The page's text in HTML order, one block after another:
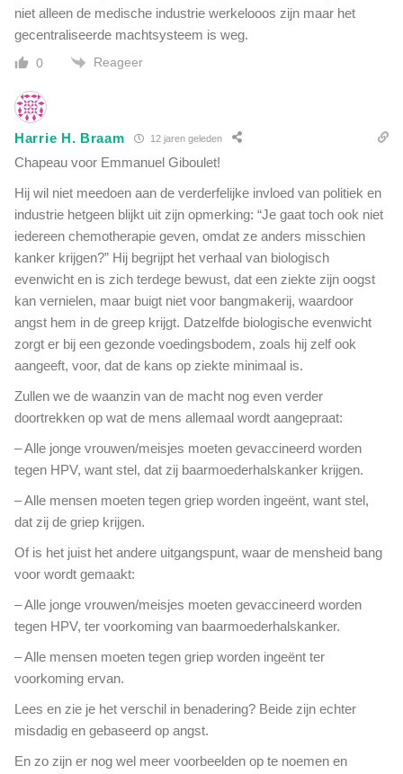
niet alleen de medische industrie werkelooos zijn maar het
gecentraliseerde machtsysteem is weg.
0 Reageer
Harrie H. Braam 12 jaren geleden
Chapeau voor Emmanuel Giboulet!
Hij wil niet meedoen aan de verderfelijke invloed van politiek en
industrie hetgeen blijkt uit zijn opmerking: “Je gaat toch ook niet
iedereen chemotherapie geven, omdat ze anders misschien
kanker krijgen?” Hij begrijpt het verhaal van biologisch
evenwicht en is zich terdege bewust, dat een ziekte zijn oogst
kan vernielen, maar buigt niet voor bangmakerij, waardoor
angst hem in de greep krijgt. Datzelfde biologische evenwicht
zorgt er bij een gezonde voedingsbodem, zoals hij zelf ook
aangeeft, voor, dat de kans op ziekte minimaal is.
Zullen we de waanzin van de macht nog even verder
doortrekken op wat de mens allemaal wordt aangepraat:
– Alle jonge vrouwen/meisjes moeten gevaccineerd worden
tegen HPV, want stel, dat zij baarmoederhalskanker krijgen.
– Alle mensen moeten tegen griep worden ingeënt, want stel,
dat zij de griep krijgen.
Of is het juist het andere uitgangspunt, waar de mensheid bang
voor wordt gemaakt:
– Alle jonge vrouwen/meisjes moeten gevaccineerd worden
tegen HPV, ter voorkoming van baarmoederhalskanker.
– Alle mensen moeten tegen griep worden ingeënt ter
voorkoming ervan.
Lees en zie je het verschil in benadering? Beide zijn echter
misdadig en gebaseerd op angst.
En zo zijn er nog wel meer voorbeelden op te noemen en